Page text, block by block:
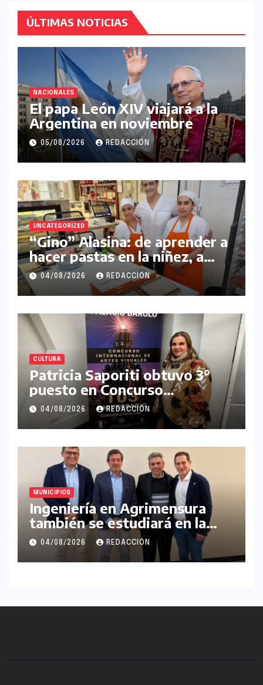
ÚLTIMAS NOTICIAS
NACIONALES
El papa León XIV viajará a la
Argentina en noviembre
05/08/2026 REDACCIÓN
UNCATEGORIZED
“Gino” Alasina: de aprender a
hacer pastas en la niñez, a
gestar su propio
emprendimiento
04/08/2026 REDACCIÓN
CULTURA
Patricia Saporiti obtuvo 3°
puesto en Concurso
Internacional de Artes
Plásticas Palacio Barolo
04/08/2026 REDACCIÓN
MUNICIPIOS
Ingeniería en Agrimensura
también se estudiará en la
UNLaM
04/08/2026 REDACCIÓN